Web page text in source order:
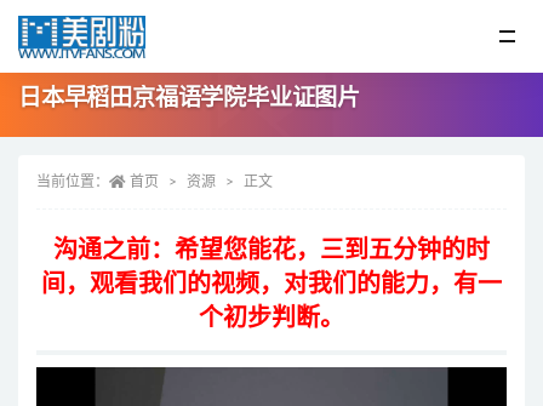
日本早稻田京福语学院毕业证图片
当前位置： 首页 资源 正文
沟通之前：希望您能花，三到五分钟的时
间，观看我们的视频，对我们的能力，有一
个初步判断。